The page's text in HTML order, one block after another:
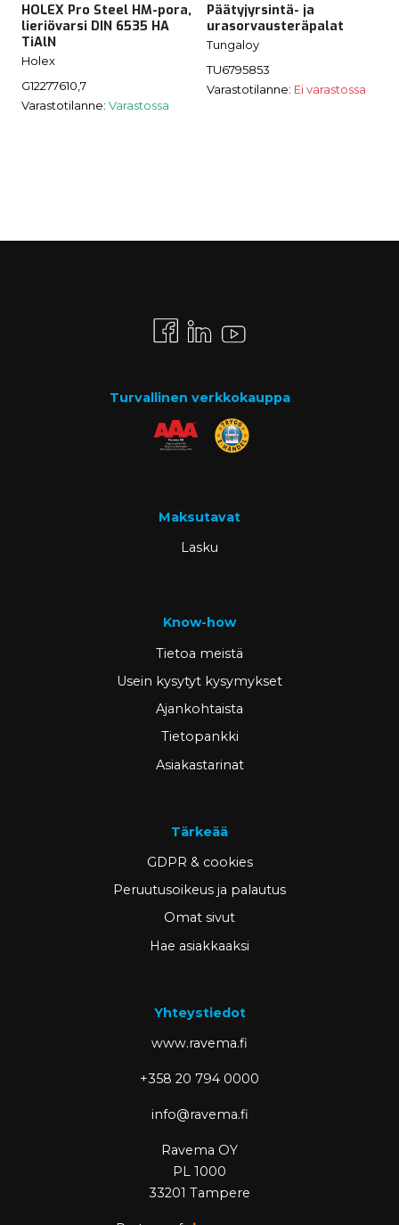
HOLEX Pro Steel HM-pora,
lieriövarsi DIN 6535 HA
TiAlN
Holex
G12277610,7
Varastotilanne: Varastossa
Päätyjyrsintä- ja
urasorvausteräpalat
Tungaloy
TU6795853
Varastotilanne: Ei varastossa
Turvallinen verkkokauppa
Maksutavat
Lasku
Know-how
Tietoa meistä
Usein kysytyt kysymykset
Ajankohtaista
Tietopankki
Asiakastarinat
Tärkeää
GDPR & cookies
Peruutusoikeus ja palautus
Omat sivut
Hae asiakkaaksi
Yhteystiedot
www.ravema.fi
+358 20 794 0000
info@ravema.fi
Ravema OY
PL 1000
33201 Tampere